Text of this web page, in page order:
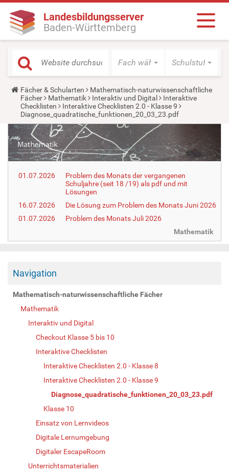
Landesbildungsserver
Baden-Württemberg
Fach wählen Schulstufe
Y
o
u
a
r
e
h
e
r
e
Fächer & Schularten
Mathematisch-naturwissenschaftliche
Fächer
Mathematik Interaktiv und Digital
Interaktive
Checklisten
Interaktive Checklisten 2.0 - Klasse 9
Diagnose_quadratische_funktionen_20_03_23.pdf
01.07.2026
Problem des Monats der vergangenen
Schuljahre (seit 18 /19) als pdf und mit
Lösungen
16.07.2026
Die Lösung zum Problem des Monats Juni 2026
01.07.2026
Problem des Monats Juli 2026
Mathematik
Navigation
Mathematisch-naturwissenschaftliche Fächer
Mathematik
Interaktiv und Digital
Checkout Klasse 5 bis 10
Interaktive Checklisten
Interaktive Checklisten 2.0 - Klasse 8
Interaktive Checklisten 2.0 - Klasse 9
Diagnose_quadratische_funktionen_20_03_23.pdf
Klasse 10
Einsatz von Lernvideos
Digitale Lernumgebung
Digitaler EscapeRoom
Unterrichtsmaterialien